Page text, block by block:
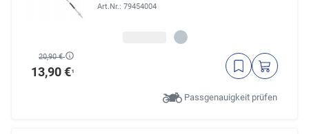
Art.Nr.: 79454004
20,90 €
13,90 €¹
Passgenauigkeit prüfen